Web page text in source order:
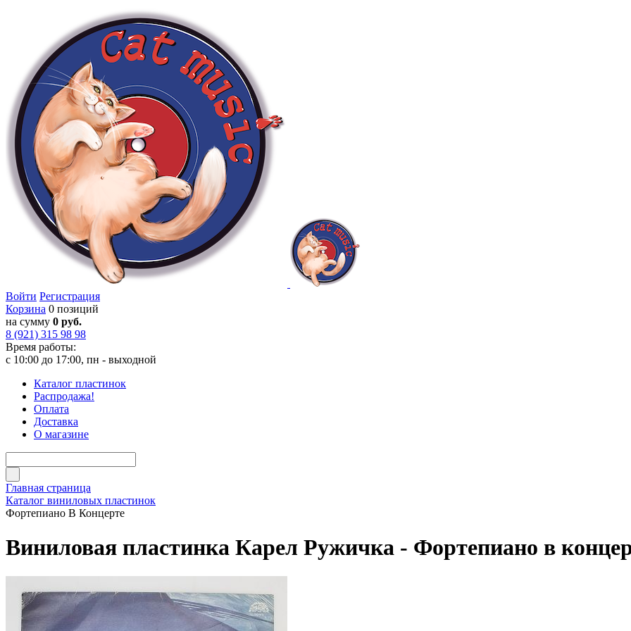
Войти Регистрация
Корзина 0 позиций
на сумму 0 руб.
8 (921) 315 98 98
Время работы:
с 10:00 до 17:00, пн - выходной
Каталог пластинок
Распродажа!
Оплата
Доставка
О магазине
Главная страница
Каталог виниловых пластинок
Фортепиано В Концерте
Виниловая пластинка Карел Ружичка - Фортепиано в